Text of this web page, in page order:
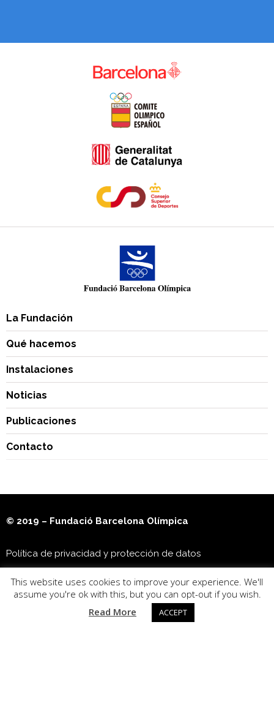
La Fundación
Qué hacemos
Instalaciones
Noticias
Publicaciones
Contacto
© 2019 – Fundació Barcelona Olímpica
Política de privacidad y protección de datos
Museu Olímpic i de l’Esport Joan Antoni Samaranch
This website uses cookies to improve your experience. We'll
assume you're ok with this, but you can opt-out if you wish.
Read More
ACCEPT